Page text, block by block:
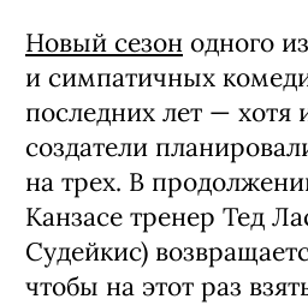
Новый сезон одного
и симпатичных
последних лет — хотя
создатели
на трех. В
Канзасе тренер Тед
Судейкис)
чтобы на этот раз